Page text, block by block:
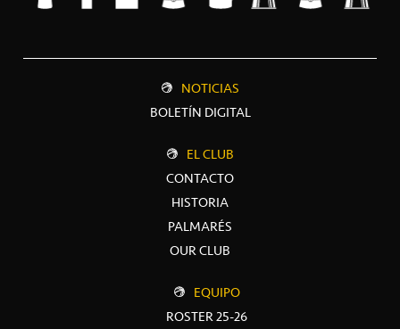
NOTICIAS
BOLETÍN DIGITAL
EL CLUB
CONTACTO
HISTORIA
PALMARÉS
OUR CLUB
EQUIPO
ROSTER 25-26